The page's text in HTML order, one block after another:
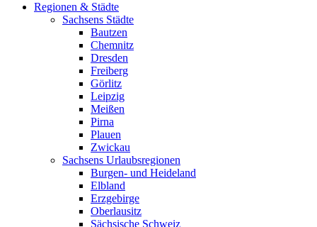
Regionen & Städte
Sachsens Städte
Bautzen
Chemnitz
Dresden
Freiberg
Görlitz
Leipzig
Meißen
Pirna
Plauen
Zwickau
Sachsens Urlaubsregionen
Burgen- und Heideland
Elbland
Erzgebirge
Oberlausitz
Sächsische Schweiz